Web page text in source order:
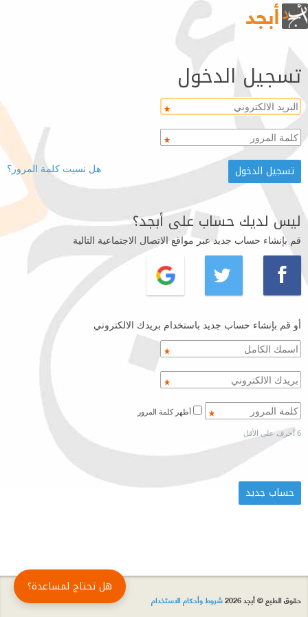
تسجيل الدخول
هل نسيت كلمة المرور؟
ليس لديك حساب على أبجد؟
قم بإنشاء حساب جديد عبر مواقع الاتصال الاجتماعية التالية
أو قم بإنشاء حساب جديد باستخدام بريدك الالكتروني
6 أحرف على الأقل
حقوق الطبع © أبجد 2026 شروط وأحكام الاستخدام
هل تحتاج لمساعدة؟